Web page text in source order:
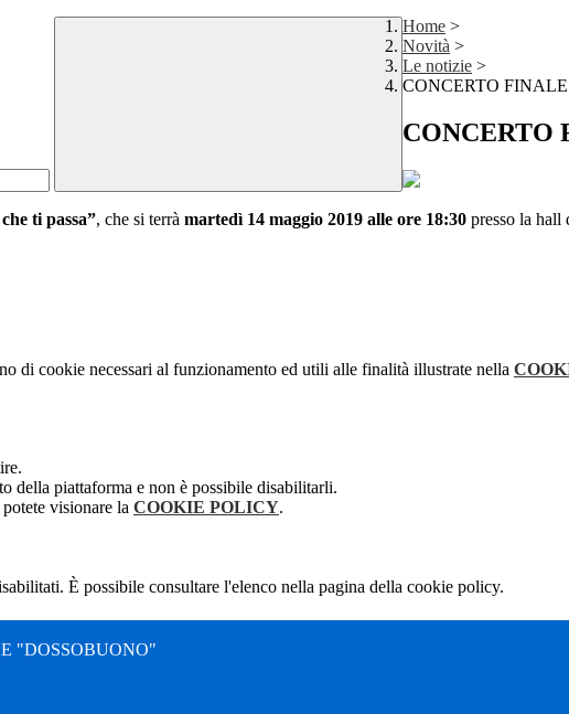
Home >
Novità >
Le notizie >
CONCERTO
CONCERTO
ti passa”, che si terrà martedì 14 maggio 2019 alle ore 18:30 presso la
di cookie necessari al funzionamento ed utili alle finalità illustrate nella
della piattaforma e non è possibile disabilitarli.
visionare la COOKIE POLICY.
È possibile consultare l'elenco nella pagina della cookie policy.
"DOSSOBUONO"